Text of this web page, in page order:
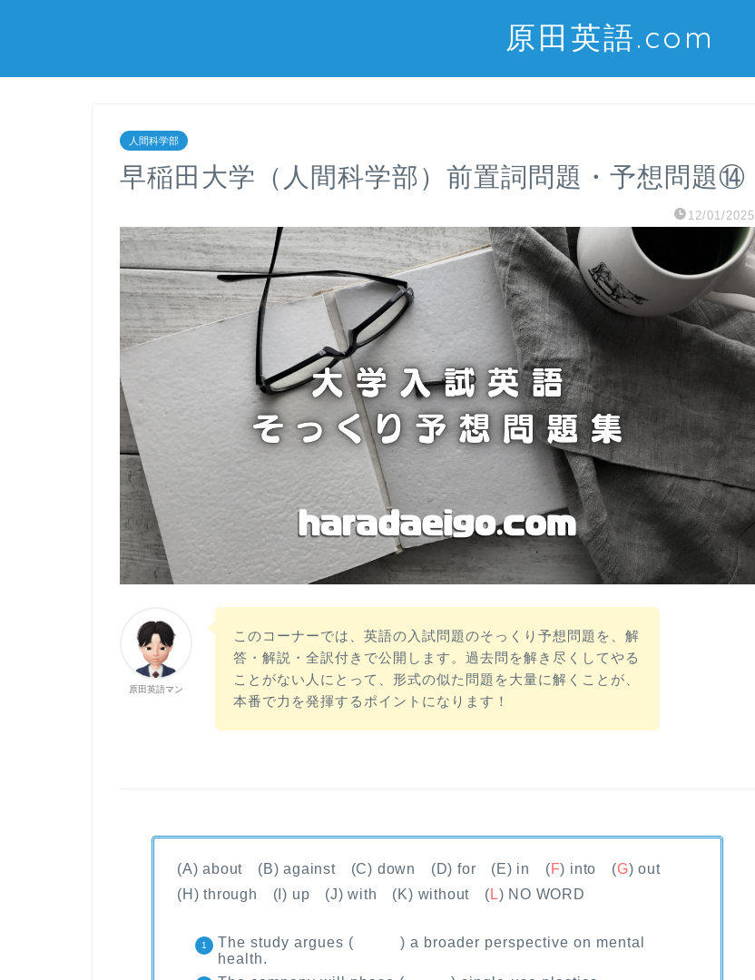
原田英語.com
人間科学部
早稲田大学（人間科学部）前置詞問題・予想問題⑭
12/01/2025
原田英語マン
このコーナーでは、英語の入試問題のそっくり予想問題を、解
答・解説・全訳付きで公開します。過去問を解き尽くしてやる
ことがない人にとって、形式の似た問題を大量に解くことが、
本番で力を発揮するポイントになります！
(A) about (B) against (C) down (D) for (E) in (F) into (G) out
(H) through (I) up (J) with (K) without ( L) NO WORD
The study argues ( ) a broader perspective on mental
health.